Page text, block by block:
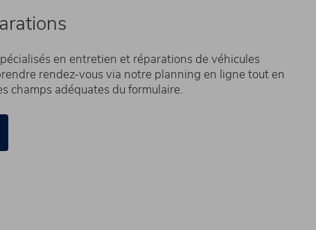
en entretien et réparations de véhicules
rendez-vous via notre planning en ligne tout en
champs adéquates du formulaire.